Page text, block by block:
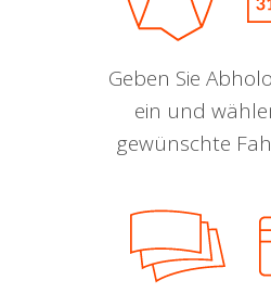
Geben Sie
ein und
gewünschte